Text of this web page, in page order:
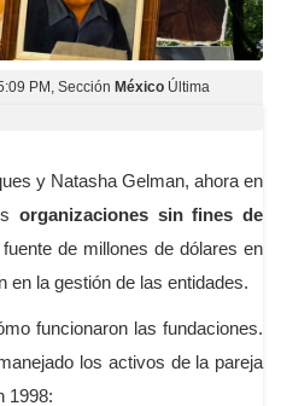
PM , Sección México Última
y Natasha Gelman, ahora en
organizaciones sin fines de
de millones de dólares en
en la gestión de las entidades.
funcionaron las fundaciones.
los activos de la pareja
1998: